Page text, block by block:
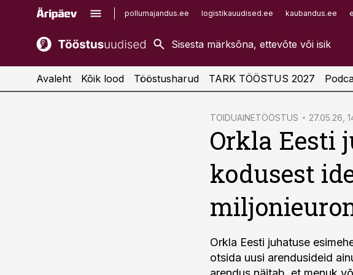
pollumajandus.ee logistikauudised.ee kaubandus.ee
kaubandus.ee
kinnisvarauudised.ee
imelineajalugu.ee
Infopank
Avaleht Kõik lood Tööstusharud TARK TÖÖSTUS 2027
TOIDUAINETÖÖSTUS 27.05.26,
Orkla Eesti
kodusest
Orkla Eesti juhatuse
otsida uusi arendusideid